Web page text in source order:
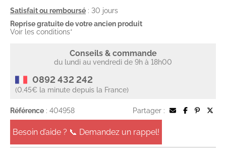
Satisfait ou remboursé : 30 jours
Reprise gratuite de votre ancien produit
Voir les conditions*
Conseils & commande
du lundi au vendredi de 9h à 18h00
0892 432 242
(0.45€ la minute depuis la France)
Référence : 404958 Partager :
Besoin d’aide ? 📞 Demandez un rappel!